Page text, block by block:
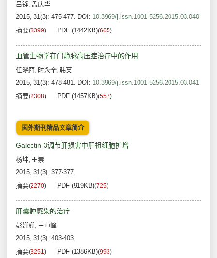
吕铮, 孟庆华
2015, 31(3): 475-477. DOI: 10.3969/j.issn.1001-5256.2015.03.040
摘要(3399) PDF (1442KB)(665)
血管生物学在门静脉高压症治疗中的作用
任晓丽, 时永全, 韩英
2015, 31(3): 478-481. DOI: 10.3969/j.issn.1001-5256.2015.03.041
摘要(2308) PDF (1457KB)(557)
国外期刊精品文章简介
Galectin-3调节肝损害中肝祖细胞扩增
杨坤, 王崇
2015, 31(3): 377-377.
摘要(2270) PDF (919KB)(725)
肝囊肿感染的治疗
彭姗姗, 王中峰
2015, 31(3): 403-403.
摘要(3251) PDF (1386KB)(993)